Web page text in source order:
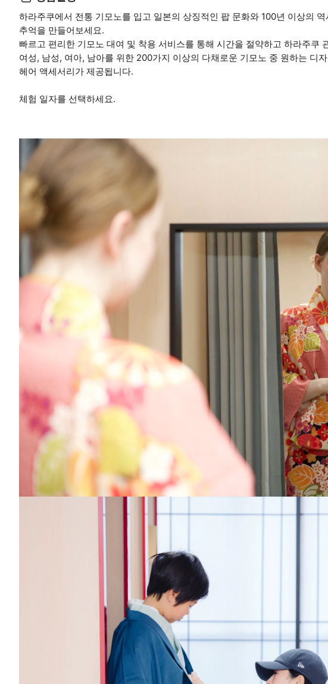
하라주쿠에서 전통 기모노를 입고 일본의 상징적인 팝 문화와 100년 이상의
추억을 만들어보세요.
빠르고 편리한 기모노 대여 및 착용 서비스를 통해 시간을 절약하고 하라주쿠
여성, 남성, 여아, 남아를 위한 200가지 이상의 다채로운 기모노 중 원하는 디
헤어 액세서리가 제공됩니다.
체험 일자를 선택하세요.